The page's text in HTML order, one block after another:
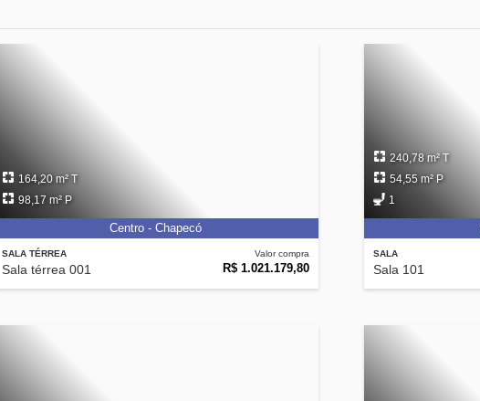
SALA TÉRREA
Sala térrea 001
Valor compra
R$ 1.021.179,80
164,20 m² T
98,17 m² P
Centro - Chapecó
SALA
Sala 101
240,78 m² T
54,55 m² P
1